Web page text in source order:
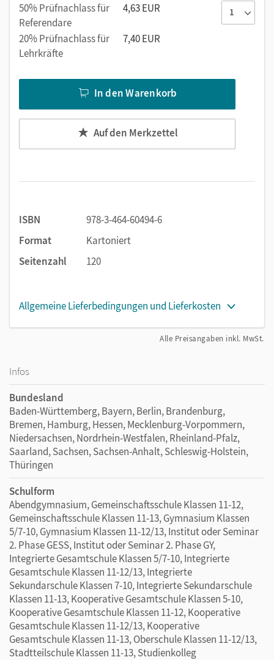
50% Prüfnachlass für
Referendare
4,63 EUR
20% Prüfnachlass für
Lehrkräfte
7,40 EUR
In den Warenkorb
Auf den Merkzettel
ISBN
978-3-464-60494-6
Format
Kartoniert
Seitenzahl
120
Allgemeine Lieferbedingungen und Lieferkosten
Alle Preisangaben inkl. MwSt.
Infos
Bundesland
Baden-Württemberg, Bayern, Berlin, Brandenburg,
Bremen, Hamburg, Hessen, Mecklenburg-Vorpommern,
Niedersachsen, Nordrhein-Westfalen, Rheinland-Pfalz,
Saarland, Sachsen, Sachsen-Anhalt, Schleswig-Holstein,
Thüringen
Schulform
Abendgymnasium, Gemeinschaftsschule Klassen 11-12,
Gemeinschaftsschule Klassen 11-13, Gymnasium Klassen
5/7-10, Gymnasium Klassen 11-12/13, Institut oder Seminar
2. Phase GESS, Institut oder Seminar 2. Phase GY,
Integrierte Gesamtschule Klassen 5/7-10, Integrierte
Gesamtschule Klassen 11-12/13, Integrierte
Sekundarschule Klassen 7-10, Integrierte Sekundarschule
Klassen 11-13, Kooperative Gesamtschule Klassen 5-10,
Kooperative Gesamtschule Klassen 11-12, Kooperative
Gesamtschule Klassen 11-12/13, Kooperative
Gesamtschule Klassen 11-13, Oberschule Klassen 11-12/13,
Stadtteilschule Klassen 11-13, Studienkolleg